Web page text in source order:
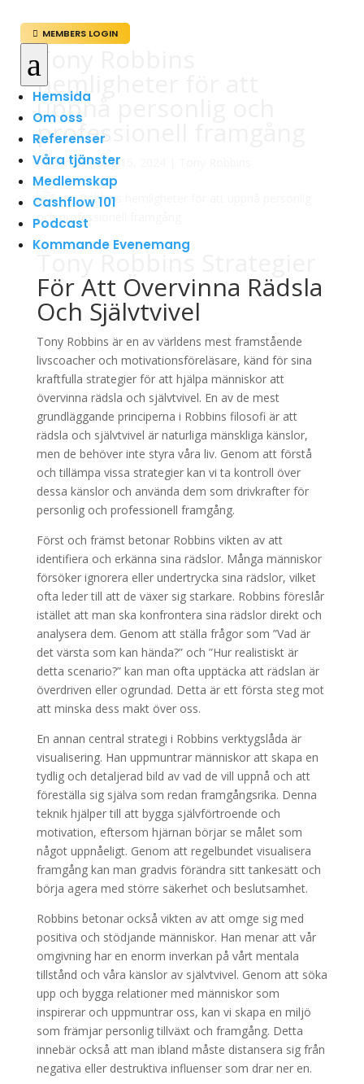
 MEMBERS LOGIN
a
Hemsida
Om oss
Referenser
Våra tjänster
Medlemskap
Cashflow 101
Podcast
Kommande Evenemang
Tony Robbins
hemligheter för att
uppnå personlig och
professionell framgång
avadmin|aug 15, 2024
Tony Robbins Strategier
För Att Övervinna Rädsla
Och Självtvivel
Tony Robbins är en av världens mest framstående
livscoacher och motivationsföreläsare, känd för sina
kraftfulla strategier för att hjälpa människor att
övervinna rädsla och självtvivel. En av de mest
grundläggande principerna i Robbins filosofi är att
rädsla och självtvivel är naturliga mänskliga känslor,
men de behöver inte styra våra liv. Genom att förstå
och tillämpa vissa strategier kan vi ta kontroll över
dessa känslor och använda dem som drivkrafter för
personlig och professionell framgång.
Först och främst betonar Robbins vikten av att
identifiera och erkänna sina rädslor. Många människor
försöker ignorera eller undertrycka sina rädslor, vilket
ofta leder till att de växer sig starkare. Robbins föreslår
istället att man ska konfrontera sina rädslor direkt och
analysera dem. Genom att ställa frågor som ”Vad är
det värsta som kan hända?” och ”Hur realistiskt är
detta scenario?” kan man ofta upptäcka att rädslan är
överdriven eller ogrundad. Detta är ett första steg mot
att minska dess makt över oss.
En annan central strategi i Robbins verktygslåda är
visualisering. Han uppmuntrar människor att skapa en
tydlig och detaljerad bild av vad de vill uppnå och att
föreställa sig själva som redan framgångsrika. Denna
teknik hjälper till att bygga självförtroende och
motivation, eftersom hjärnan börjar se målet som
något uppnåeligt. Genom att regelbundet visualisera
framgång kan man gradvis förändra sitt tankesätt och
börja agera med större säkerhet och beslutsamhet.
Robbins betonar också vikten av att omge sig med
positiva och stödjande människor. Han menar att vår
omgivning har en enorm inverkan på vårt mentala
tillstånd och våra känslor av självtvivel. Genom att söka
upp och bygga relationer med människor som
inspirerar och uppmuntrar oss, kan vi skapa en miljö
som främjar personlig tillväxt och framgång. Detta
innebär också att man ibland måste distansera sig från
negativa eller destruktiva influenser som drar ner en.